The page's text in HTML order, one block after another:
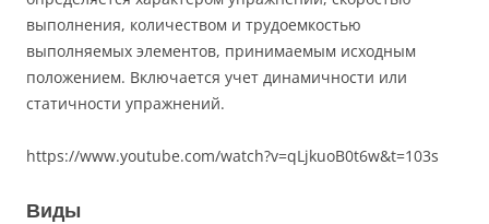
выполнения, количеством и трудоемкостью
выполняемых элементов, принимаемым исходным
положением. Включается учет динамичности или
статичности упражнений.
https://www.youtube.com/watch?v=qLjkuoB0t6w&t=103s
Виды